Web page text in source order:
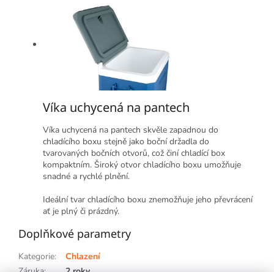
Víka uchycená na pantech
Víka uchycená na pantech skvěle zapadnou do
chladícího boxu stejně jako boční držadla do
tvarovaných bočních otvorů, což činí chladící box
kompaktním. Široký otvor chladícího boxu umožňuje
snadné a rychlé plnění.
Ideální tvar chladícího boxu znemožňuje jeho převrácení
ať je plný či prázdný.
Doplňkové parametry
Kategorie:
Chlazení